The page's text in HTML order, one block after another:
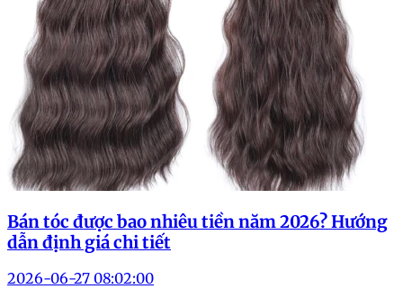
Bán tóc được bao nhiêu tiền năm 2026? Hướng
dẫn định giá chi tiết
2026-06-27 08:02:00